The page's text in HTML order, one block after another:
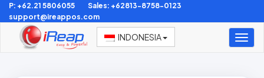
P: +62.21 5806055
Sales: +62813-8758-0123
support@ireappos.com
INDONESIA